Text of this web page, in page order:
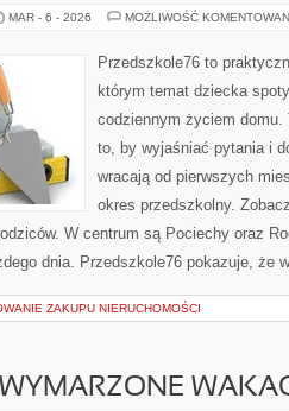
MAR - 6 - 2026 MOŻLIWOŚĆ
Przedszkole76 to
którym temat dziecka
codziennym życiem domu.
to, by wyjaśniać pytania i
wracają od pierwszych
okres przedszkolny.
W centrum są Pociechy oraz
dnia. Przedszkole76 pokazuje, że
ZAKUPU NIERUCHOMOŚCI